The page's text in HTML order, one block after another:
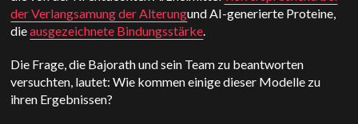
der Verlangsamung der Alterungund AI-generierte Proteine,
dieausgezeichnete Bindungsstärke.
Die Frage, die Bajorath und sein Team zu beantworten
versuchten, lautet: Wie kommen einige dieser Modelle zu
ihren Ergebnissen?